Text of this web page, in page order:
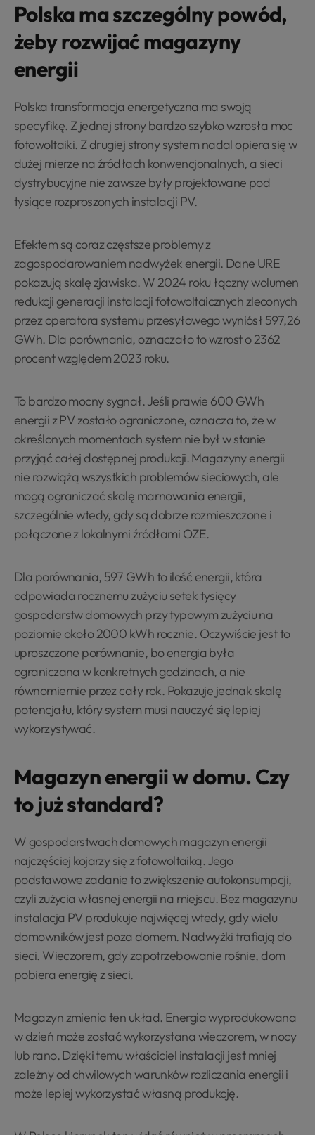
Polska ma szczególny powód,
żeby rozwijać magazyny
energii
Polska transformacja energetyczna ma swoją
specyfikę. Z jednej strony bardzo szybko wzrosła moc
fotowoltaiki. Z drugiej strony system nadal opiera się w
dużej mierze na źródłach konwencjonalnych, a sieci
dystrybucyjne nie zawsze były projektowane pod
tysiące rozproszonych instalacji PV.
Efektem są coraz częstsze problemy z
zagospodarowaniem nadwyżek energii. Dane URE
pokazują skalę zjawiska. W 2024 roku łączny wolumen
redukcji generacji instalacji fotowoltaicznych zleconych
przez operatora systemu przesyłowego wyniósł 597,26
GWh. Dla porównania, oznaczało to wzrost o 2362
procent względem 2023 roku.
To bardzo mocny sygnał. Jeśli prawie 600 GWh
energii z PV zostało ograniczone, oznacza to, że w
określonych momentach system nie był w stanie
przyjąć całej dostępnej produkcji. Magazyny energii
nie rozwiążą wszystkich problemów sieciowych, ale
mogą ograniczać skalę marnowania energii,
szczególnie wtedy, gdy są dobrze rozmieszczone i
połączone z lokalnymi źródłami OZE.
Dla porównania, 597 GWh to ilość energii, która
odpowiada rocznemu zużyciu setek tysięcy
gospodarstw domowych przy typowym zużyciu na
poziomie około 2000 kWh rocznie. Oczywiście jest to
uproszczone porównanie, bo energia była
ograniczana w konkretnych godzinach, a nie
równomiernie przez cały rok. Pokazuje jednak skalę
potencjału, który system musi nauczyć się lepiej
wykorzystywać.
Magazyn energii w domu. Czy
to już standard?
W gospodarstwach domowych magazyn energii
najczęściej kojarzy się z fotowoltaiką. Jego
podstawowe zadanie to zwiększenie autokonsumpcji,
czyli zużycia własnej energii na miejscu. Bez magazynu
instalacja PV produkuje najwięcej wtedy, gdy wielu
domowników jest poza domem. Nadwyżki trafiają do
sieci. Wieczorem, gdy zapotrzebowanie rośnie, dom
pobiera energię z sieci.
Magazyn zmienia ten układ. Energia wyprodukowana
w dzień może zostać wykorzystana wieczorem, w nocy
lub rano. Dzięki temu właściciel instalacji jest mniej
zależny od chwilowych warunków rozliczania energii i
może lepiej wykorzystać własną produkcję.